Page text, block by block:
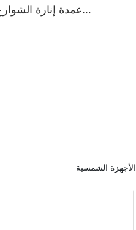
لأعمدة إنارة
الأجهزة الشمسية